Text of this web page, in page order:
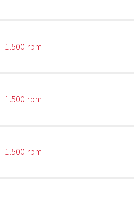
1.500 rpm
1.500 rpm
1.500 rpm